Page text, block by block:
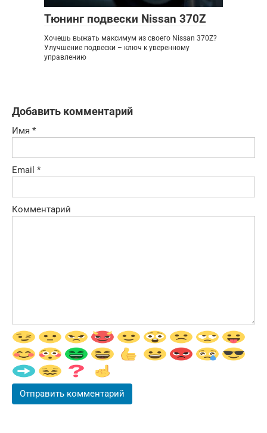
Тюнинг подвески Nissan 370Z
Хочешь выжать максимум из своего Nissan 370Z?
Улучшение подвески – ключ к уверенному
управлению
Добавить комментарий
Имя *
Email *
Комментарий